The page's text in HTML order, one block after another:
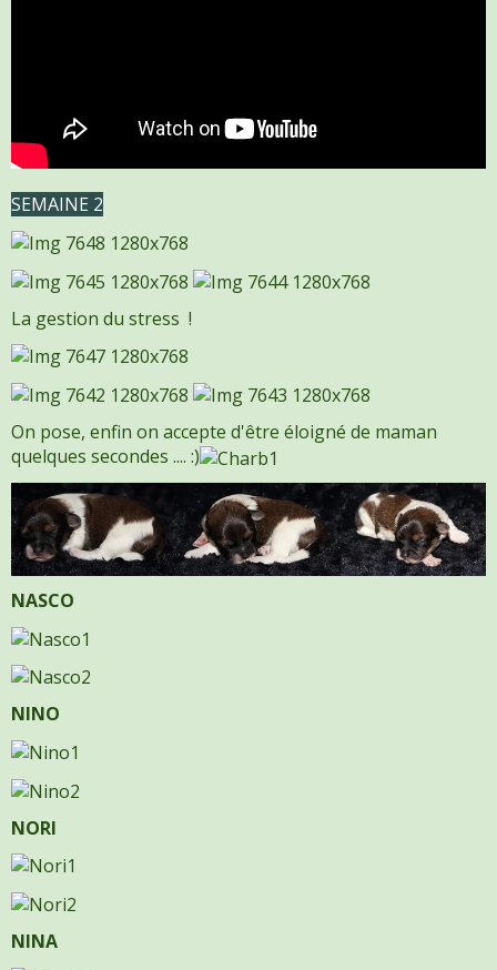
SEMAINE 2
La gestion du stress !
On pose, enfin on accepte d'être éloigné de maman
quelques secondes .... :)
NASCO
NINO
NORI
NINA